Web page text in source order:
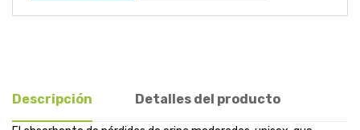
Descripción Detalles del producto